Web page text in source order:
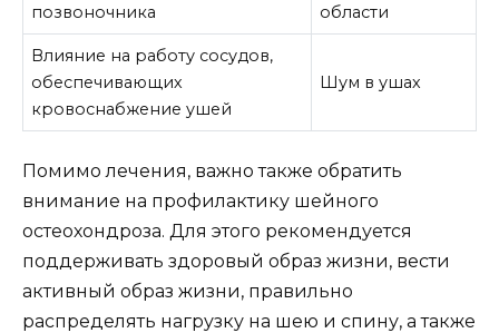
позвоночника
области
Влияние на работу сосудов,
обеспечивающих
кровоснабжение ушей
Шум в ушах
Помимо лечения, важно также обратить
внимание на профилактику шейного
остеохондроза. Для этого рекомендуется
поддерживать здоровый образ жизни, вести
активный образ жизни, правильно
распределять нагрузку на шею и спину, а также